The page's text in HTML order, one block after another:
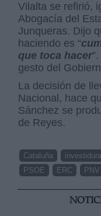
Vilalta se refirió,
Abogacía del
Junqueras. Dijo
haciendo es “
que toca hacer
gesto del
La decisión de
Nacional, hace
Sánchez se
de Reyes.
Cataluña
PSOE
ERC PNV